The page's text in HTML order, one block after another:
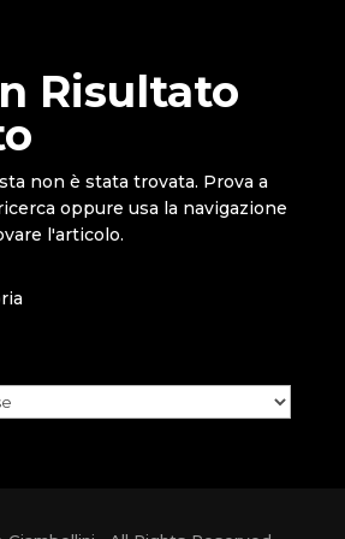
Risultato
non è stata trovata. Prova a
oppure usa la navigazione
l'articolo.